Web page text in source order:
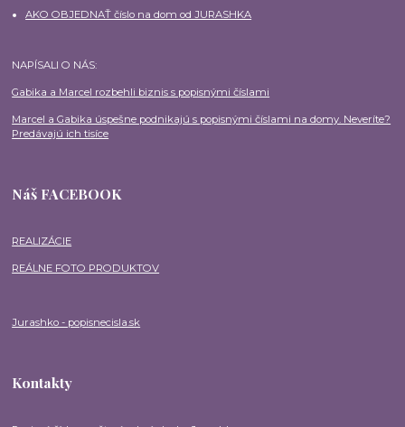
AKO OBJEDNAŤ číslo na dom od JURASHKA
NAPÍSALI O NÁS:
Gabika a Marcel rozbehli biznis s popisnými číslami
Marcel a Gabika úspešne podnikajú s popisnými číslami na domy. Neveríte?
Predávajú ich tisíce
Náš FACEBOOK
REALIZÁCIE
REÁLNE FOTO PRODUKTOV
Jurashko - popisnecisla.sk
Kontakty